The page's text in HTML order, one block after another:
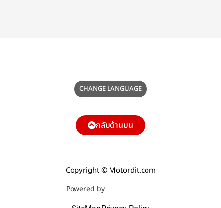
Copyright © Motordit.com
Powered by
CHANGE LANGUAGE
กลับด้านบน